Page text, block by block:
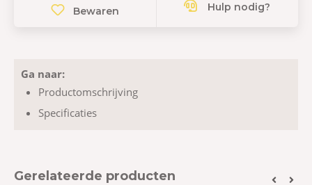
Bewaren Hulp nodig?
Ga naar:
Productomschrijving
Specificaties
Gerelateerde producten